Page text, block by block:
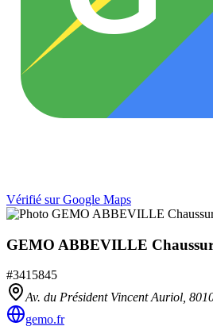
Vérifié sur Google Maps
GEMO ABBEVILLE
#3415845
Av. du Président Vincent Auriol,
gemo.fr